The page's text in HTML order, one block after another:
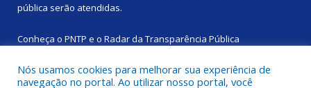
pública serão atendidas.
Conheça o PNTP e o Radar da Transparência Pública
Nós usamos cookies para melhorar sua experiência de
navegação no portal. Ao utilizar nosso portal, você